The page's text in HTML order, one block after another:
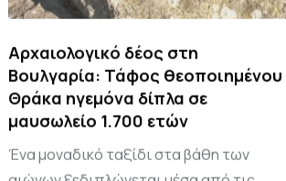
Αρχαιολογικό δέος στη
Βουλγαρία: Τάφος θεοποιημένου
Θράκα ηγεμόνα δίπλα σε
μαυσωλείο 1.700 ετών
Ένα μοναδικό ταξίδι στα βάθη των